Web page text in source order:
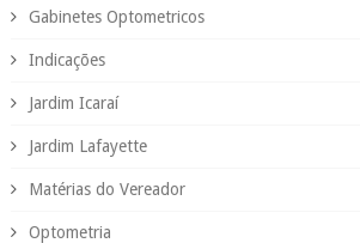
Gabinetes Optometricos
Indicações
Jardim Icaraí
Jardim Lafayette
Matérias do Vereador
Optometria